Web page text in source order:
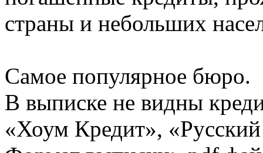
страны и небольших
Самое популярное бюро.
В выписке не видны
«Хоум Кредит»,